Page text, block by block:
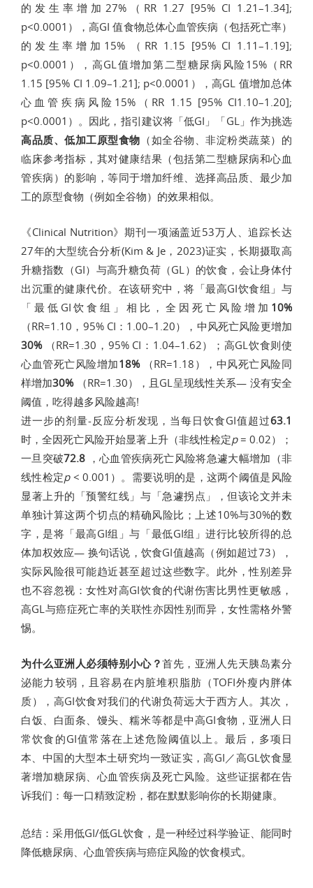
的发生率增加27%（RR 1.27 [95% CI 1.21–1.34];
p<0.0001），高GI 值食物总体心血管疾病（包括死亡率）
的发生率增加15% （RR 1.15 [95% CI 1.11–1.19];
p<0.0001），高GL值增加第二型糖尿病风险15%（RR
1.15 [95% CI 1.09–1.21]; p<0.0001），高GL 值增加总体
心血管疾病风险15%（RR 1.15 [95% CI1.10–1.20];
p<0.0001）。因此，指引建议将「低GI」「GL」作为挑选
高品质、低加工原型食物 （如全谷物、非淀粉类蔬菜）的
临床参考指标，其对健康结果（包括第二型糖尿病和心血
管疾病）的影响，等同于增加纤维、选择高品质、最少加
工的原型食物（例如全谷物）的效果相似。
《Clinical Nutrition》期刊一项涵盖近53万人、追踪长达
27年的大型统合分析(Kim & Je，2023)证实，长期摄取高
升糖指数（GI）与高升糖负荷（GL）的饮食，会让身体付
出沉重的健康代价。在该研究中，将「最高GI饮食组」与
「最低GI饮食组」相比，全因死亡风险增加 10%
（RR=1.10，95% CI：1.00–1.20），中风死亡风险更增加
30%（RR=1.30，95% CI：1.04–1.62）；高GL饮食则使
心血管死亡风险增加18%（RR=1.18），中风死亡风险同
样增加30%（RR=1.30），且GL呈现线性关系— 没有安全
阈值，吃得越多风险越高!
进一步的剂量-反应分析发现，当每日饮食GI值超过63.1
时，全因死亡风险开始显著上升（非线性检定p= 0.02）；
一旦突破72.8 ，心血管疾病死亡风险将急遽大幅增加（非
线性检定p< 0.001）。需要说明的是，这两个阈值是风险
显著上升的「预警红线」与「急遽拐点」，但该论文并未
单独计算这两个切点的精确风险比；上述10%与30%的数
字，是将「最高GI组」与「最低GI组」进行比较所得的总
体加权效应— 换句话说，饮食GI值越高（例如超过73），
实际风险很可能趋近甚至超过这些数字。此外，性别差异
也不容忽视：女性对高GI饮食的代谢伤害比男性更敏感，
高GL与癌症死亡率的关联性亦因性别而异，女性需格外警
惕。
为什么亚洲人必须特别小心？首先，亚洲人先天胰岛素分
泌能力较弱，且容易在内脏堆积脂肪（TOFI外瘦内胖体
质），高GI饮食对我们的代谢负荷远大于西方人。其次，
白饭、白面条、馒头、糯米等都是中高GI食物，亚洲人日
常饮食的GI值常落在上述危险阈值以上。最后，多项日
本、中国的大型本土研究均一致证实，高GI／高GL饮食显
著增加糖尿病、心血管疾病及死亡风险。这些证据都在告
诉我们：每一口精致淀粉，都在默默影响你的长期健康。
总结：采用低GI/低GL饮食，是一种经过科学验证、能同时
降低糖尿病、心血管疾病与癌症风险的饮食模式。